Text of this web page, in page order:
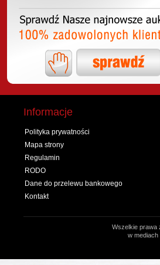
Informacje
Polityka prywatności
Mapa strony
Regulamin
RODO
Dane do przelewu bankowego
Kontakt
Wszelkie prawa
w mediach